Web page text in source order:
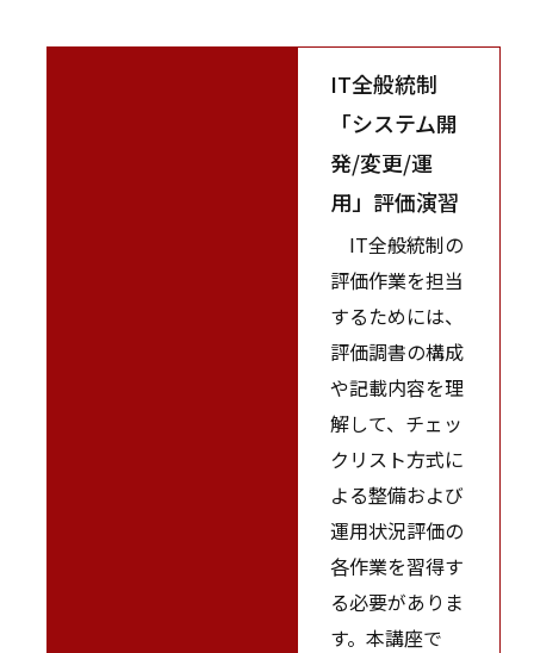
IT全般統制
「システム開
発/変更/運
用」評価演習
IT全般統制の
評価作業を担当
するためには、
評価調書の構成
や記載内容を理
解して、チェッ
クリスト方式に
よる整備および
運用状況評価の
各作業を習得す
る必要がありま
す。本講座で